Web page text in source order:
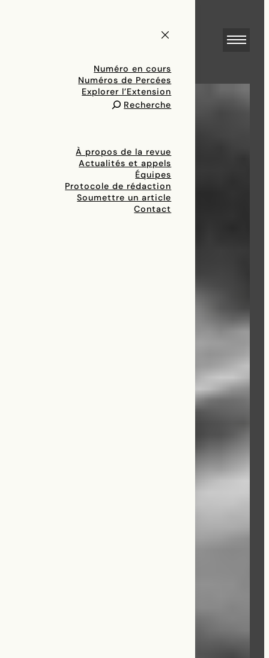
Numéro en cours
Numéros de Percées
Explorer l’Extension
Recherche
À propos de la revue
Actualités et appels
Équipes
Protocole de rédaction
Soumettre un article
Contact